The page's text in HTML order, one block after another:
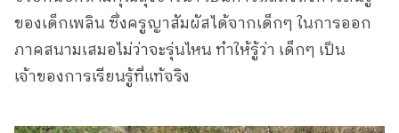
ของเด็กเพลิน ซึ่งครูญาสัมผัสได้จากเด็กๆ ในการออก
ภาคสนามเสมอไม่ว่าจะรุ่นไหน ทำให้รู้ว่า เด็กๆ เป็น
เจ้าของการเรียนรู้ที่แท้จริง